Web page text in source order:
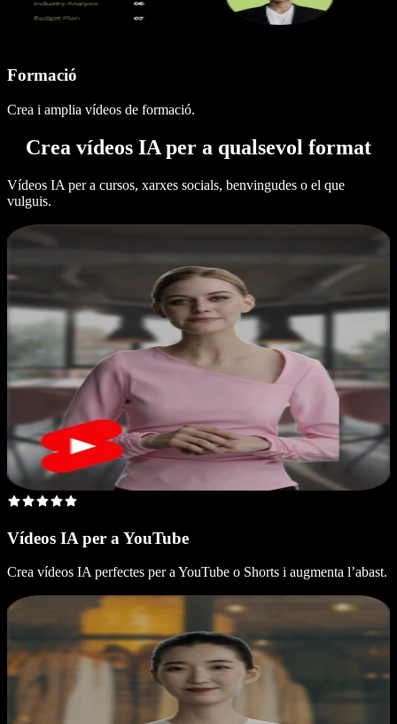
Formació
Crea i amplia vídeos de formació.
Crea vídeos IA per a qualsevol format
Vídeos IA per a cursos, xarxes socials, benvingudes o el que
vulguis.
Vídeos IA per a YouTube
Crea vídeos IA perfectes per a YouTube o Shorts i augmenta l’abast.